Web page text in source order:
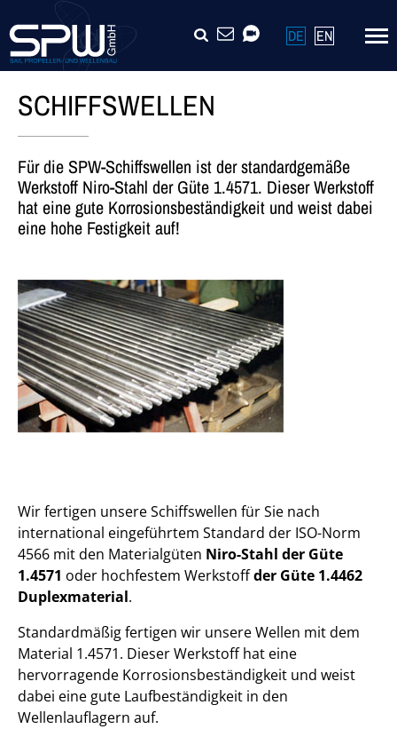
Navigation
überspringen
SUCHEKONTAKT
VIDEOCALL
DE EN
SCHIFFSWELLEN
Für die SPW-Schiffswellen ist der standardgemäße
Werkstoff Niro-Stahl der Güte 1.4571. Dieser Werkstoff
hat eine gute Korrosionsbeständigkeit und weist dabei
eine hohe Festigkeit auf!
Wir fertigen unsere Schiffswellen für Sie nach
international eingeführtem Standard der ISO-Norm
4566 mit den Materialgüten Niro-Stahl der Güte
1.4571 oder hochfestem Werkstoffder Güte 1.4462
Duplexmaterial.
Standardmäßig fertigen wir unsere Wellen mit dem
Material 1.4571. Dieser Werkstoff hat eine
hervorragende Korrosionsbeständigkeit und weist
dabei eine gute Laufbeständigkeit in den
Wellenlauflagern auf.